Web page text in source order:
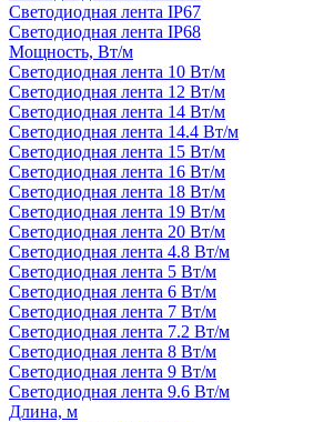
Светодиодная лента IP67
Светодиодная лента IP68
Мощность, Вт/м
Светодиодная лента 10 Вт/м
Светодиодная лента 12 Вт/м
Светодиодная лента 14 Вт/м
Светодиодная лента 14.4 Вт/м
Светодиодная лента 15 Вт/м
Светодиодная лента 16 Вт/м
Светодиодная лента 18 Вт/м
Светодиодная лента 19 Вт/м
Светодиодная лента 20 Вт/м
Светодиодная лента 4.8 Вт/м
Светодиодная лента 5 Вт/м
Светодиодная лента 6 Вт/м
Светодиодная лента 7 Вт/м
Светодиодная лента 7.2 Вт/м
Светодиодная лента 8 Вт/м
Светодиодная лента 9 Вт/м
Светодиодная лента 9.6 Вт/м
Длина, м